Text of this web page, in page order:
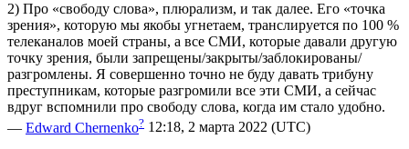
2) Про «свободу слова», плюрализм, и так далее. Его «точка
зрения», которую мы якобы угнетаем, транслируется по 100 %
телеканалов моей страны, а все СМИ, которые давали другую
точку зрения, были запрещены/закрыты/заблокированы/
разгромлены. Я совершенно точно не буду давать трибуну
преступникам, которые разгромили все эти СМИ, а сейчас
вдруг вспомнили про свободу слова, когда им стало удобно.
— Edward Chernenko? 12:18, 2 марта 2022 (UTC)